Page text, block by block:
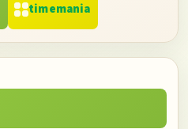
timemania